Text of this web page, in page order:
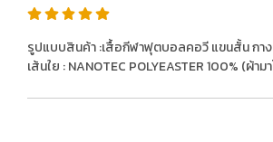
รูปแบบสินค้า :เสื้อกีฬาฟุตบอลคอวี แขนสั้น กาง
เส้นใย : NANOTEC POLYEASTER 100% (ผ้าม